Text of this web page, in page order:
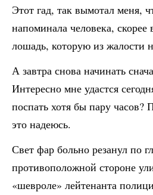
Этот гад, так вымотал меня,
напоминала человека, скорее
лошадь, которую из жалости
А завтра снова начинать
Интересно мне удастся
поспать хотя бы пару часов?
это надеюсь.
Свет фар больно резанул по
противоположной стороне
«шевроле» лейтенанта